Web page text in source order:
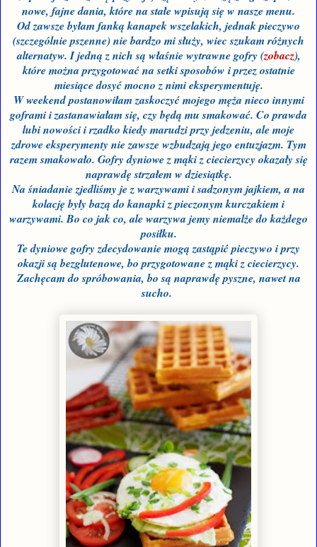
nowe, fajne dania, które na stałe wpisują się w nasze menu.
Od zawsze byłam fanką kanapek wszelakich, jednak pieczywo
(szczególnie pszenne) nie bardzo mi służy, wiec szukam różnych
alternatyw. I jedną z nich są właśnie wytrawne gofry (zobacz),
które można przygotować na setki sposobów i przez ostatnie
miesiące dosyć mocno z nimi eksperymentuję.
W weekend postanowiłam zaskoczyć mojego męża nieco innymi
goframi i zastanawiałam się, czy będą mu smakować. Co prawda
lubi nowości i rzadko kiedy marudzi przy jedzeniu, ale moje
zdrowe eksperymenty nie zawsze wzbudzają jego entuzjazm. Tym
razem smakowało. Gofry dyniowe z mąki z ciecierzycy okazały się
naprawdę strzałem w dziesiątkę.
Na śniadanie zjedliśmy je z warzywami i sadzonym jajkiem, a na
kolację były bazą do kanapki z pieczonym kurczakiem i
warzywami. Bo co jak co, ale warzywa jemy niemalże do każdego
posiłku.
Te dyniowe gofry zdecydowanie mogą zastąpić pieczywo i przy
okazji są bezglutenowe, bo przygotowane z mąki z ciecierzycy.
Zachęcam do spróbowania, bo są naprawdę pyszne, nawet na
sucho.